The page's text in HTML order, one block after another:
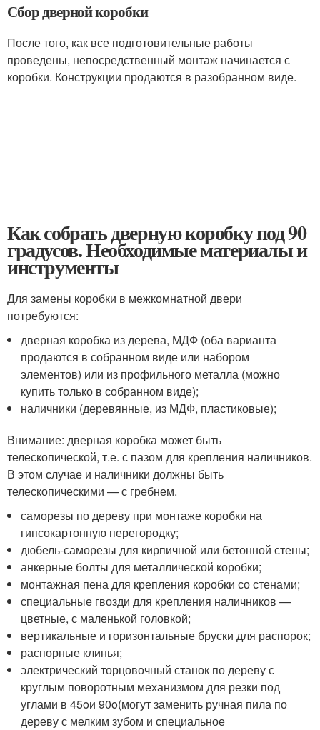
Сбор дверной коробки
После того, как все подготовительные работы
проведены, непосредственный монтаж начинается с
коробки. Конструкции продаются в разобранном виде.
Как собрать дверную коробку под 90
градусов. Необходимые материалы и
инструменты
Для замены коробки в межкомнатной двери
потребуются:
дверная коробка из дерева, МДФ (оба варианта
продаются в собранном виде или набором
элементов) или из профильного металла (можно
купить только в собранном виде);
наличники (деревянные, из МДФ, пластиковые);
Внимание: дверная коробка может быть
телескопической, т.е. с пазом для крепления наличников.
В этом случае и наличники должны быть
телескопическими — с гребнем.
саморезы по дереву при монтаже коробки на
гипсокартонную перегородку;
дюбель-саморезы для кирпичной или бетонной стены;
анкерные болты для металлической коробки;
монтажная пена для крепления коробки со стенами;
специальные гвозди для крепления наличников —
цветные, с маленькой головкой;
вертикальные и горизонтальные бруски для распорок;
распорные клинья;
электрический торцовочный станок по дереву с
круглым поворотным механизмом для резки под
углами в 45oи 90o(могут заменить ручная пила по
дереву с мелким зубом и специальное